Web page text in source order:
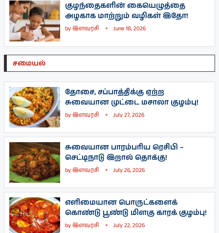
குழந்தைகளின் கையெழுத்தை
அழகாக மாற்றும் வழிகள் இதோ!
byஇளவரசி June 18, 2026
சமையல்
தோசை, சப்பாத்திக்கு ஏற்ற
சுவையான முட்டை மசாலா குழம்பு!
byஇளவரசி July 27, 2026
சுவையான பாரம்பரிய ரெசிபி –
செட்டிநாடு இறால் தொக்கு!
byஇளவரசி July 26, 2026
எளிமையான பொருட்களைக்
கொண்டு பூண்டு மிளகு காரக் குழம்பு!
byஇளவரசி July 22, 2026